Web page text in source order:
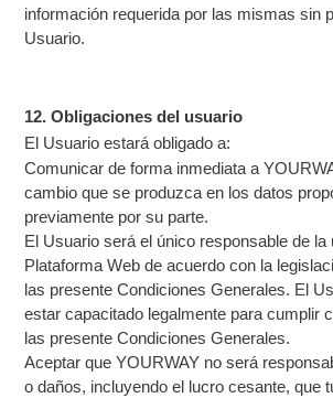
información requerida por las mismas sin
Usuario.
12. Obligaciones del usuario
El Usuario estará obligado a:
Comunicar de forma inmediata a
cambio que se produzca en los datos
previamente por su parte.
El Usuario será el único responsable de la
Plataforma Web de acuerdo con la
las presente Condiciones Generales. El
estar capacitado legalmente para cumplir
las presente Condiciones Generales.
Aceptar que YOURWAY no será
o daños, incluyendo el lucro cesante, que